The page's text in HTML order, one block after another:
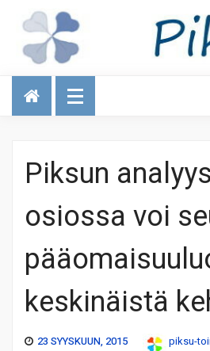
Talous
Piksun
osiossa voi
keskinäistä
23 SYYSKUUN, 2015 piksu-